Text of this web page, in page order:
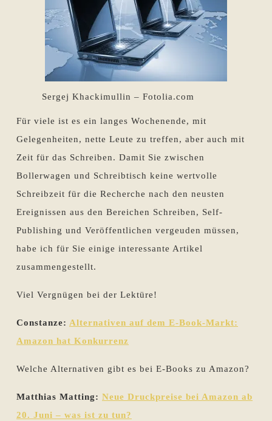
Sergej Khackimullin – Fotolia.com
Für viele ist es ein langes Wochenende, mit
Gelegenheiten, nette Leute zu treffen, aber auch mit
Zeit für das Schreiben. Damit Sie zwischen
Bollerwagen und Schreibtisch keine wertvolle
Schreibzeit für die Recherche nach den neusten
Ereignissen aus den Bereichen Schreiben, Self-
Publishing und Veröffentlichen vergeuden müssen,
habe ich für Sie einige interessante Artikel
zusammengestellt.
Viel Vergnügen bei der Lektüre!
Constanze: Alternativen auf dem E-Book-Markt:
Amazon hat Konkurrenz
Welche Alternativen gibt es bei E-Books zu Amazon?
Matthias Matting: Neue Druckpreise bei Amazon ab
20. Juni – was ist zu tun?